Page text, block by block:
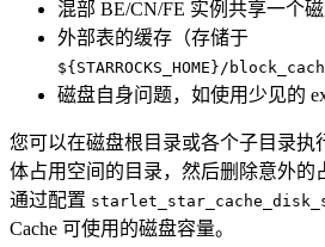
混部 BE/CN/FE 实例共享一个磁
外部表的缓存（存储于
${STARROCKS_HOME}/
磁盘自身问题，如使用少见的
您可以在磁盘根目录或各个子目录执
体占用空间的目录，然后删除意外的
通过配置
Cache 可使用的磁盘容量。